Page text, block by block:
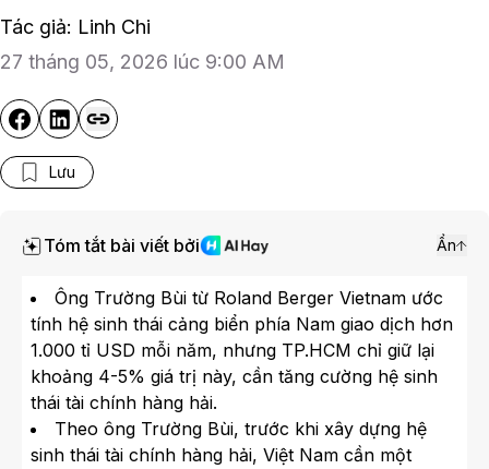
Tác giả: Linh Chi
27 tháng 05, 2026 lúc 9:00 AM
Lưu
Tóm tắt bài viết bởi Ẩn
Ông Trường Bùi từ Roland Berger Vietnam ước
tính hệ sinh thái cảng biển phía Nam giao dịch hơn
1.000 tỉ USD mỗi năm, nhưng TP.HCM chỉ giữ lại
khoảng 4-5% giá trị này, cần tăng cường hệ sinh
thái tài chính hàng hải.
Theo ông Trường Bùi, trước khi xây dựng hệ
sinh thái tài chính hàng hải, Việt Nam cần một